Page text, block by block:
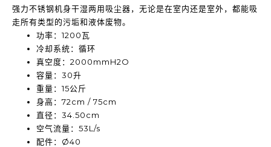
强力不锈钢机身干湿两用吸尘器，无论是在室内还是室外，都能吸
走所有类型的污垢和液体废物。
功率：1200瓦
冷却系统：循环
真空度：2000mmH2O
容量：30升
重量：15公斤
身高：72cm / 75cm
直径：34.50cm
空气流量：53L/s
配件：Ø40